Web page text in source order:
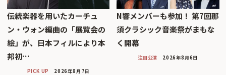
伝統楽器を用いたカーチュ
ン・ウォン編曲の「展覧会の
絵」が、日本フィルにより本
邦初…
PICK UP 2026年8月7日
N響メンバーも参加！ 第7回那
須クラシック音楽祭がまもな
く開幕
注目公演 2026年8月6日